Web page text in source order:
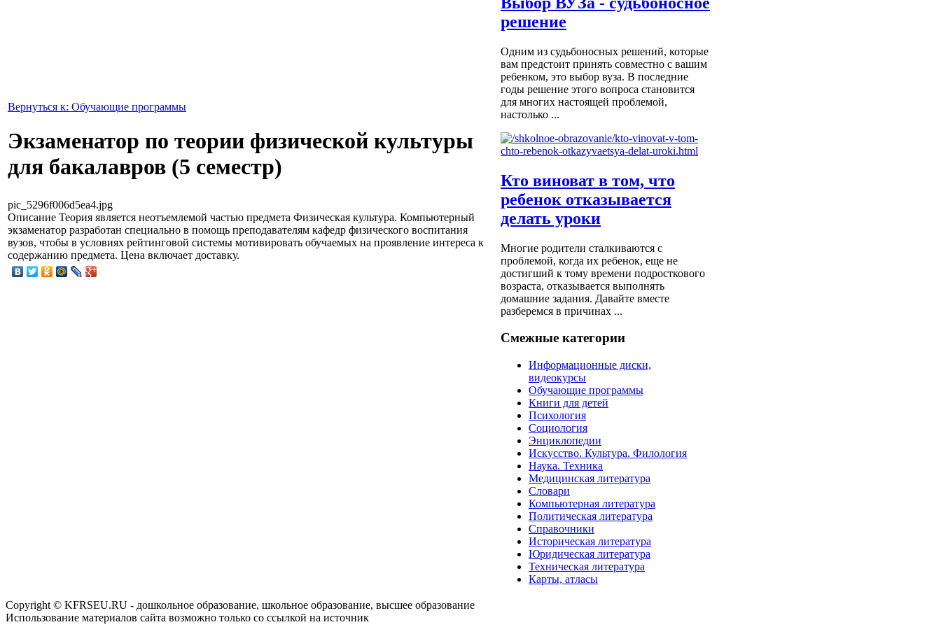
Вернуться к: Обучающие программы
Экзаменатор по теории физической культуры
для бакалавров (5 семестр)
pic_5296f006d5ea4.jpg
Описание Теория является неотъемлемой частью предмета Физическая культура. Компьютерный
экзаменатор разработан специально в помощь преподавателям кафедр физического воспитания
вузов, чтобы в условиях рейтинговой системы мотивировать обучаемых на проявление интереса к
содержанию предмета. Цена включает доставку.
решение
Одним из судьбоносных решений, которые
вам предстоит принять совместно с вашим
ребенком, это выбор вуза. В последние
годы решение этого вопроса становится
для многих настоящей проблемой,
настолько ...
Кто виноват в том, что
ребенок отказывается
делать уроки
Многие родители сталкиваются с
проблемой, когда их ребенок, еще не
достигший к тому времени подросткового
возраста, отказывается выполнять
домашние задания. Давайте вместе
разберемся в причинах ...
Смежные категории
Информационные диски,
видеокурсы
Обучающие программы
Книги для детей
Психология
Социология
Энциклопедии
Искусство. Культура. Филология
Наука. Техника
Медицинская литература
Словари
Компьютерная литература
Политическая литература
Справочники
Историческая литература
Юридическая литература
Техническая литература
Карты, атласы
Copyright © KFRSEU.RU - дошкольное образование, школьное образование, высшее образование
Использование материалов сайта возможно только со ссылкой на источник